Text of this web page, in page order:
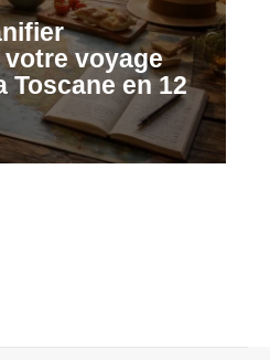
voyage
Toscane en 12